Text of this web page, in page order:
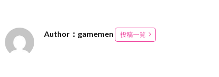
Author：gamemen 投稿一覧